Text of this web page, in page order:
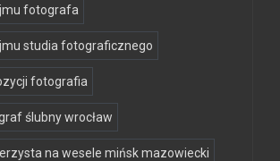
fotografa
studia fotograficznego
fotografia
ślubny wrocław
na wesele mińsk mazowiecki